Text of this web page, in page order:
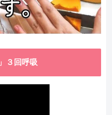
３回呼吸